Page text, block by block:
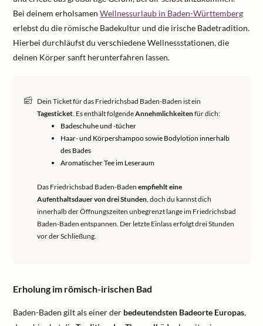
Bei deinem erholsamen Wellnessurlaub in Baden-Württemberg
erlebst du die römische Badekultur und die irische Badetradition.
Hierbei durchläufst du verschiedene Wellnessstationen, die
deinen Körper sanft herunterfahren lassen.
Dein Ticket für das Friedrichsbad Baden-Baden ist ein
Tagesticket. Es enthält folgendeAnnehmlichkeitenfür dich:
Badeschuhe und -tücher
Haar- und Körpershampoo sowie Bodylotion innerhalb
des Bades
Aromatischer Tee im Leseraum
Das Friedrichsbad Baden-Baden empfiehlt eine
Aufenthaltsdauer von drei Stunden, doch du kannst dich
innerhalb der Öffnungszeiten unbegrenzt lange im Friedrichsbad
Baden-Baden entspannen. Der letzte Einlass erfolgt drei Stunden
vor der Schließung.
Erholung im römisch-irischen Bad
Baden-Baden gilt als einer der bedeutendsten Badeorte Europas,